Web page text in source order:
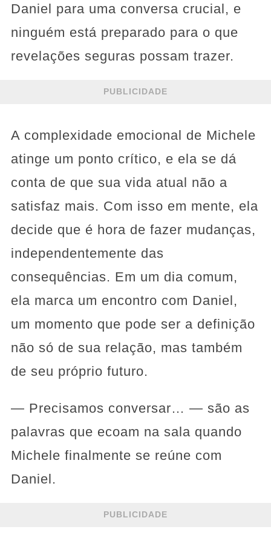
Daniel para uma conversa crucial, e
ninguém está preparado para o que
revelações seguras possam trazer.
PUBLICIDADE
A complexidade emocional de Michele
atinge um ponto crítico, e ela se dá
conta de que sua vida atual não a
satisfaz mais. Com isso em mente, ela
decide que é hora de fazer mudanças,
independentemente das
consequências. Em um dia comum,
ela marca um encontro com Daniel,
um momento que pode ser a definição
não só de sua relação, mas também
de seu próprio futuro.
— Precisamos conversar… — são as
palavras que ecoam na sala quando
Michele finalmente se reúne com
Daniel.
PUBLICIDADE